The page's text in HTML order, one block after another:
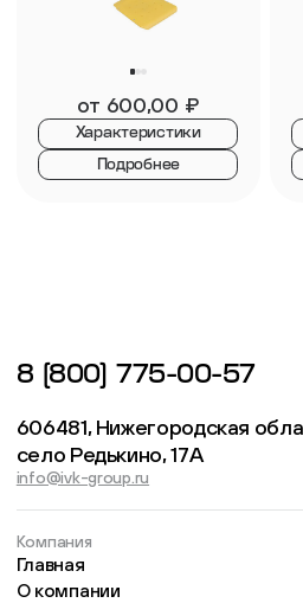
от 600,00 ₽
Характеристики
Подробнее
8 (800) 775-00-57
606481, Нижегородская
село Редькино, 17А
info@ivk-group.ru
Компания
Главная
О компании